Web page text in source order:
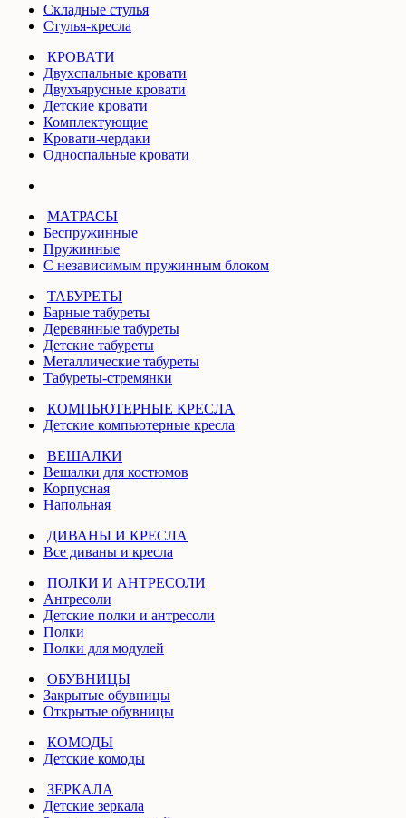
Складные стулья
Стулья-кресла
КРОВАТИ
Двухспальные кровати
Двухъярусные кровати
Детские кровати
Комплектующие
Кровати-чердаки
Односпальные кровати
МАТРАСЫ
Беспружинные
Пружинные
С независимым пружинным блоком
ТАБУРЕТЫ
Барные табуреты
Деревянные табуреты
Детские табуреты
Металлические табуреты
Табуреты-стремянки
КОМПЬЮТЕРНЫЕ КРЕСЛА
Детские компьютерные кресла
ВЕШАЛКИ
Вешалки для костюмов
Корпусная
Напольная
ДИВАНЫ И КРЕСЛА
Все диваны и кресла
ПОЛКИ И АНТРЕСОЛИ
Антресоли
Детские полки и антресоли
Полки
Полки для модулей
ОБУВНИЦЫ
Закрытые обувницы
Открытые обувницы
КОМОДЫ
Детские комоды
ЗЕРКАЛА
Детские зеркала